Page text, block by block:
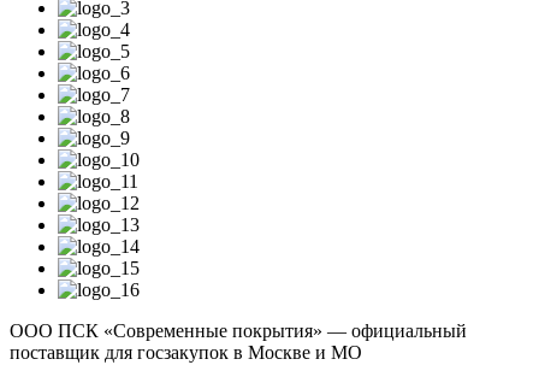
ООО ПСК «Современные покрытия» — официальный
поставщик для госзакупок в Москве и МО